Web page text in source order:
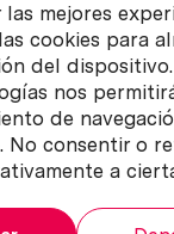
las mejores
cookies para
del
nos
de
No consentir o
a